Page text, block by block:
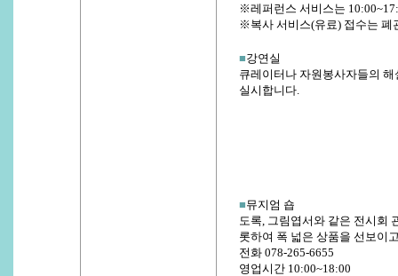
※레퍼런스 서비스는
※복사 서비스(유료) 접수는 폐
■강연실
큐레이터나 자원봉사자들의
실시합니다.
■뮤지엄 숍
도록, 그림엽서와 같은 전시회
롯하여 폭 넓은 상품을 선보이
전화 078-265-6655
영업시간 10:00~18:00